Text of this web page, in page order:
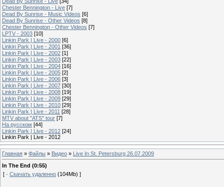
Chester Bennington - Live [7]
Dead By Sunrise - Music Videos [6]
Dead By Sunrise - Other Videos [8]
Chester Bennington - Other Videos [7]
LPTV - 2003 [10]
Linkin Park | Live - 2000 [6]
Linkin Park | Live - 2001 [36]
Linkin Park | Live - 2002 [1]
Linkin Park | Live - 2003 [22]
Linkin Park | Live - 2004 [16]
Linkin Park | Live - 2005 [2]
Linkin Park | Live - 2006 [3]
Linkin Park | Live - 2007 [30]
Linkin Park | Live - 2008 [19]
Linkin Park | Live - 2009 [29]
Linkin Park | Live - 2010 [29]
Linkin Park | Live - 2011 [28]
MTV about "ATS" tour [7]
На русском [44]
Linkin Park | Live - 2012 [24]
Linkin Park | Live - 2012
Главная » Файлы » Видео » Live In St. Petersburg 26.07.2009
In The End (0:55)
[ · Скачать удаленно (104Mb) ]